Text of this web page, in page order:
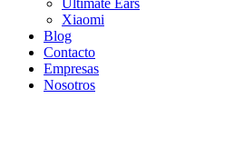
Ultimate Ears
Xiaomi
Blog
Contacto
Empresas
Nosotros